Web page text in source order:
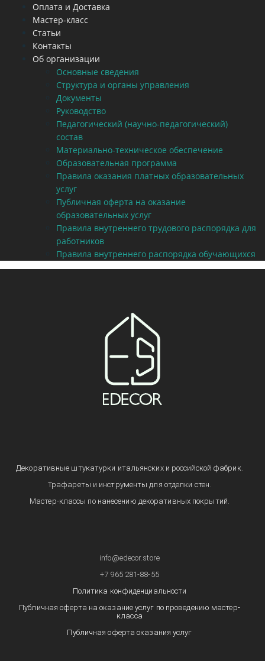
Оплата и Доставка
Мастер-класс
Статьи
Контакты
Об организации
Основные сведения
Структура и органы управления
Документы
Руководство
Педагогический (научно-педагогический)
состав
Материально-техническое обеспечение
Образовательная программа
Правила оказания платных образовательных
услуг
Публичная оферта на оказание
образовательных услуг
Правила внутреннего трудового распорядка для
работников
Правила внутреннего распорядка обучающихся
Декоративные штукатурки итальянских и российской фабрик.
Трафареты и инструменты для отделки стен.
Мастер-классы по нанесению декоративных покрытий.
info@edecor.store
+7 965 281-88-55
Политика конфиденциальности
Публичная оферта на оказание услуг по проведению мастер-
класса
Публичная оферта оказания услуг